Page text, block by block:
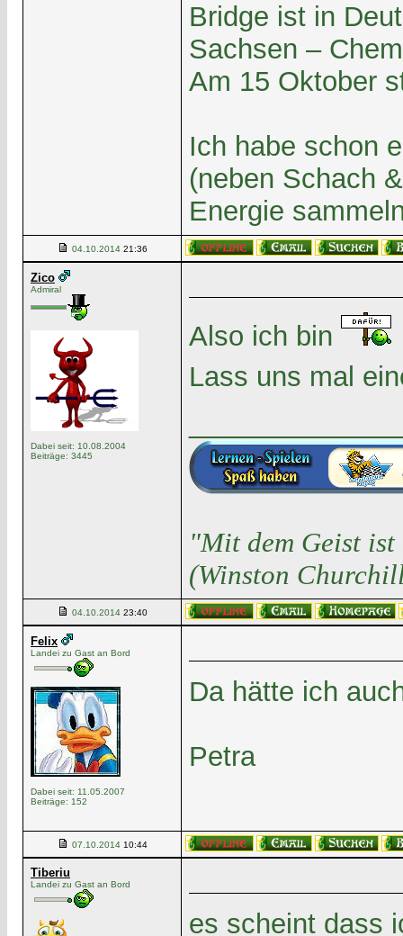
Bridge ist in
Sachsen –
Am 15 Oktober
Ich habe schon
(neben Schach
Energie
04.10.2014 21:36
Zico
Admiral
Dabei seit: 10.08.2004
Beiträge: 3445
Also ich bin
Lass uns mal
"Mit dem Geist
(Winston
04.10.2014 23:40
Felix
Landei zu Gast an Bord
Dabei seit: 11.05.2007
Beiträge: 152
Da hätte ich
Petra
07.10.2014 10:44
Tiberiu
Landei zu Gast an Bord
es scheint dass